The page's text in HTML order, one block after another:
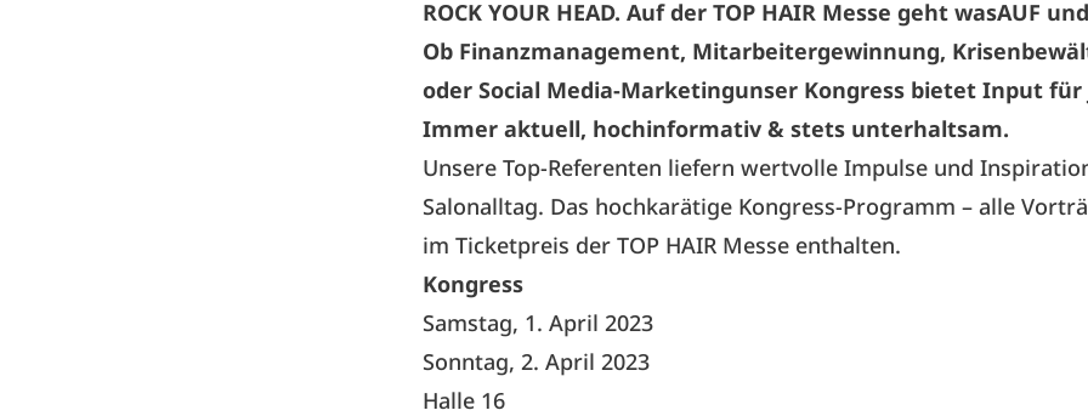
ROCK YOUR HEAD. Auf der TOP HAIR Messe geht wasAUF
Ob Finanzmanagement, Mitarbeitergewinnung,
oder Social Media-Marketingunser Kongress bietet Input für
Immer aktuell, hochinformativ & stets unterhaltsam.
Unsere Top-Referenten liefern wertvolle Impulse und
Salonalltag. Das hochkarätige Kongress-Programm – alle
im Ticketpreis der TOP HAIR Messe enthalten.
Kongress
Samstag, 1. April 2023
Sonntag, 2. April 2023
Halle 16